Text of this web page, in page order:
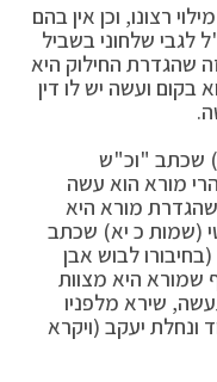
רצונו, וכן אין בהם
שלחוני בשביל
שהגדרת החילוק היא
ועשה יש לו דין
שכתב "וכ"ש
מורא הוא עשה
שהגדרת מורא היא
(שמות כ יא) שכתב
לבוש אבן
שמורא היא מצוות
שירא מלפניו
ונחלת יעקב (ויקרא